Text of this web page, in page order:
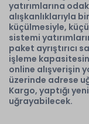
yatırımlarına
alışkanlıklarıyla
küçülmesiyle,
sistemi
paket ayrıştırıcı
işleme
online alışverişin
üzerinde adrese
Kargo, yaptığı
uğrayabilecek.